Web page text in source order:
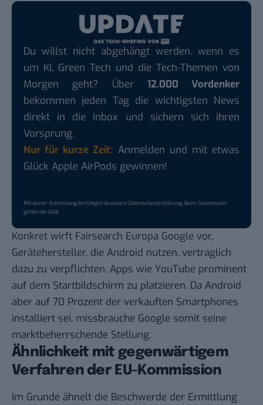
Du willst nicht abgehängt werden, wenn es
um KI, Green Tech und die Tech-Themen von
Morgen geht? Über 12.000 Vordenker
bekommen jeden Tag die wichtigsten News
direkt in die Inbox und sichern sich ihren
Vorsprung.
Nur für kurze Zeit: Anmelden und mit etwas
Glück Apple AirPods gewinnen!
Mit deiner Anmeldung bestätigst du unsereDatenschutzerklärung. Beim Gewinnspiel
gelten dieAGB.
Konkret wirft Fairsearch Europa Google vor,
Gerätehersteller, die Android nutzen, vertraglich
dazu zu verpflichten, Apps wie YouTube prominent
auf dem Startbildschirm zu platzieren. Da Android
aber auf 70 Prozent der verkauften Smartphones
installiert sei, missbrauche Google somit seine
marktbeherrschende Stellung.
Ähnlichkeit mit gegenwärtigem
Verfahren der EU-Kommission
Im Grunde ähnelt die Beschwerde der Ermittlung